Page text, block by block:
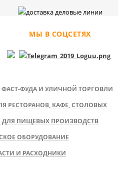
МЫ В СОЦСЕТЯХ
ФУДА И УЛИЧНОЙ ТОРГОВЛИ
РЕСТОРАНОВ, КАФЕ, СТОЛОВЫХ
ДЛЯ ПИЩЕВЫХ ПРОИЗВОДСТВ
ОБОРУДОВАНИЕ
И РАСХОДНИКИ